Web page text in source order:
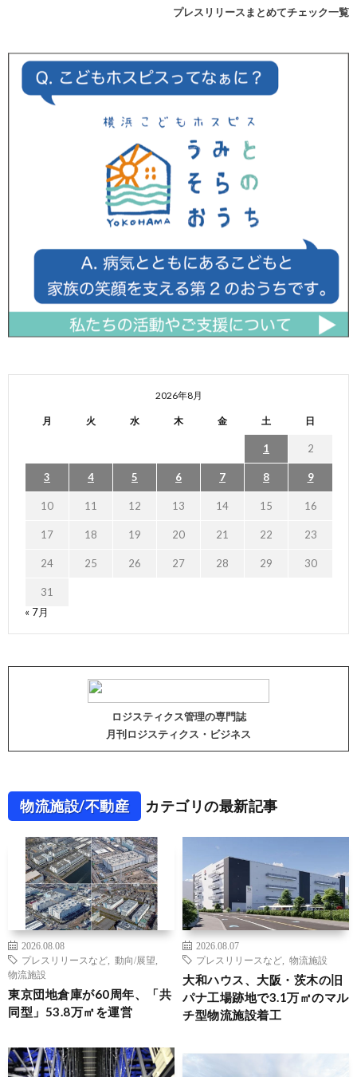
プレスリリースまとめてチェック一覧
2026年8月
月 火 水 木 金 土 日
1 2
3 4 5 6 7 8 9
10 11 12 13 14 15 16
17 18 19 20 21 22 23
24 25 26 27 28 29 30
31
« 7月
ロジスティクス管理の専門誌
月刊ロジスティクス・ビジネス
物流施設/不動産 カテゴリの最新記事
2026.08.08
プレスリリースなど
動向/展望
物流施設
東京団地倉庫が60周年、「共
同型」53.8万㎡を運営
2026.08.07
プレスリリースなど
物流施設
大和ハウス、大阪・茨木の旧
パナ工場跡地で3.1万㎡のマル
チ型物流施設着工